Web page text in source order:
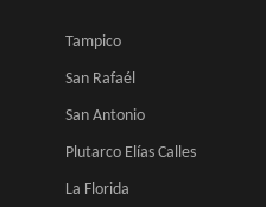
Tampico
San Rafaél
San Antonio
Plutarco Elías Calles
La Florida